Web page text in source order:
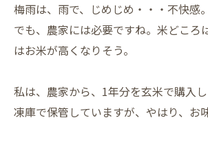
梅雨は、雨で、じめじめ・・・不快感。
でも、農家には必要ですね。米どころ
はお米が高くなりそう。
私は、農家から、1年分を玄米で購入
凍庫で保管していますが、やはり、お